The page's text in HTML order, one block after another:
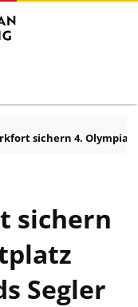
sichern 4.
sichern
Segler